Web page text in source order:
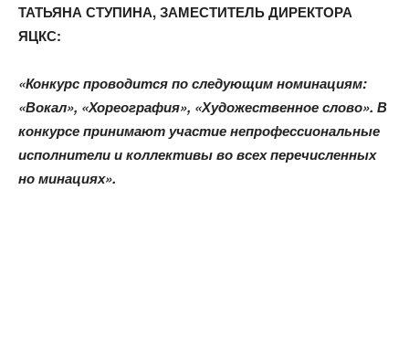
ТАТЬЯНА СТУПИНА, ЗАМЕСТИТЕЛЬ ДИРЕКТОРА
ЯЦКС:
«Конкурс проводится по следующим номинациям:
«Вокал», «Хореография», «Художественное слово». В
конкурсе принимают участие непрофессиональные
исполнители и коллективы во всех перечисленных
но минациях».